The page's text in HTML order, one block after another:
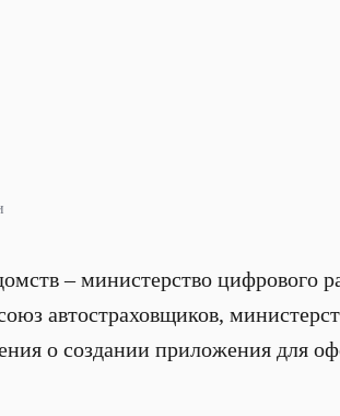
– министерство цифрового
автостраховщиков,
о создании приложения для